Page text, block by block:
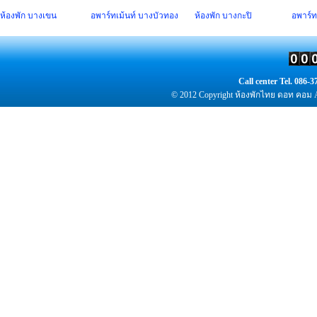
ห้องพัก บางเขน อพาร์ทเม้นท์ บางบัวทอง ห้องพัก บางกะปิ อพาร์
Call center Tel. 086-
© 2012 Copyright ห้องพักไทย ดอท คอม